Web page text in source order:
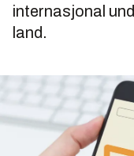
internasjonal
land.